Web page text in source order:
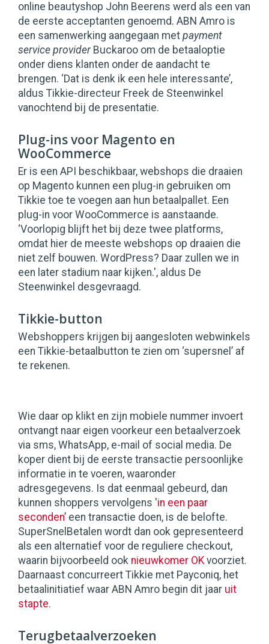
online beautyshop John Beerens werd als een van
de eerste acceptanten genoemd. ABN Amro is
een samenwerking aangegaan met payment
service provider Buckaroo om de betaaloptie
onder diens klanten onder de aandacht te
brengen. ‘Dat is denk ik een hele interessante’,
aldus Tikkie-directeur Freek de Steenwinkel
vanochtend bij de presentatie.
Plug-ins voor Magento en
WooCommerce
Er is een API beschikbaar, webshops die draaien
op Magento kunnen een plug-in gebruiken om
Tikkie toe te voegen aan hun betaalpallet. Een
plug-in voor WooCommerce is aanstaande.
‘Voorlopig blijft het bij deze twee platforms,
omdat hier de meeste webshops op draaien die
niet zelf bouwen. WordPress? Daar zullen we in
een later stadium naar kijken.', aldus De
Steenwinkel desgevraagd.
Tikkie-button
Webshoppers krijgen bij aangesloten webwinkels
een Tikkie-betaalbutton te zien om ‘supersnel’ af
te rekenen.
Wie daar op klikt en zijn mobiele nummer invoert
ontvangt naar eigen voorkeur een betaalverzoek
via sms, WhatsApp, e-mail of social media. De
koper dient bij de eerste transactie persoonlijke
informatie in te voeren, waaronder
adresgegevens. Is dat eenmaal gebeurd, dan
kunnen shoppers vervolgens 'in een paar
seconden’ een transactie doen, is de belofte.
SuperSnelBetalen wordt dan ook gepresenteerd
als een alternatief voor de reguliere checkout,
waarin bijvoorbeeld ook nieuwkomer OKvoorziet.
Daarnaast concurreert Tikkie met Payconiq, het
betaalinitiatief waar ABN Amro begin dit jaar uit
stapte.
Terugbetaalverzoeken